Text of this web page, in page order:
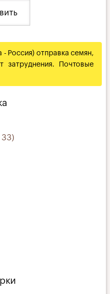
Россия) отправка семян,
затруднения. Почтовые